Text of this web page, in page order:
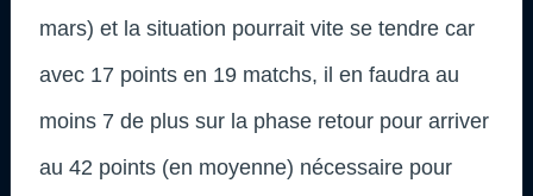
mars) et la situation pourrait vite se tendre car
avec 17 points en 19 matchs, il en faudra au
moins 7 de plus sur la phase retour pour arriver
au 42 points (en moyenne) nécessaire pour